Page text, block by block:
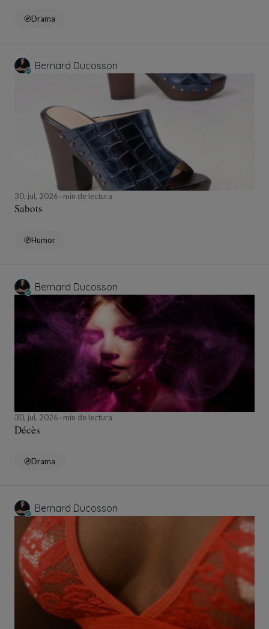
Drama
Bernard Ducosson
30, jul, 2026 min de lectura
Sabots
Humor
Bernard Ducosson
30, jul, 2026 min de lectura
Décès
Drama
Bernard Ducosson